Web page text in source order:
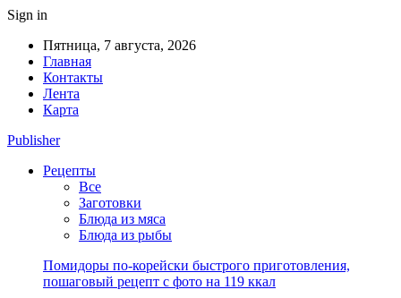
Sign in
Пятница, 7 августа, 2026
Главная
Контакты
Лента
Карта
Publisher
Рецепты
Все
Заготовки
Блюда из мяса
Блюда из рыбы
Помидоры по-корейски быстрого приготовления,
пошаговый рецепт с фото на 119 ккал